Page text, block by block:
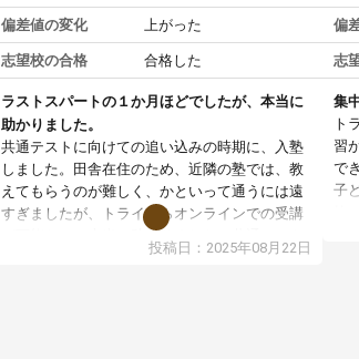
偏差値の変化 上がった
志望校の合格 合格した
ラストスパートの１か月ほどでしたが、本当に
助かりました。
共通テストに向けての追い込みの時期に、入塾
しました。田舎在住のため、近隣の塾では、教
えてもらうのが難しく、かといって通うには遠
すぎましたが、トライならオンラインでの受講
が可能なので本当に助かりました。共通テスト
の内容重視でしたが、娘がわからないところを
投稿日：2025年08月22日
偏
志
集
ト
習
で
子
軟
感
料